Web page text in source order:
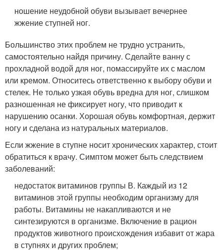
ношение неудобной обуви вызывает вечернее
жжение ступней ног.
Большинство этих проблем не трудно устранить,
самостоятельно найдя причину. Сделайте ванну с
прохладной водой для ног, помассируйте их с маслом
или кремом. Относитесь ответственно к выбору обуви и
стелек. Не только узкая обувь вредна для ног, слишком
разношенная не фиксирует ногу, что приводит к
нарушению осанки. Хорошая обувь комфортная, держит
ногу и сделана из натуральных материалов.
Если жжение в ступне носит хронических характер, стоит
обратиться к врачу. Симптом может быть следствием
заболеваний:
недостаток витаминов группы В. Каждый из 12
витаминов этой группы необходим организму для
работы. Витамины не накапливаются и не
синтезируются в организме. Включение в рацион
продуктов животного происхождения избавит от жара
в ступнях и других проблем;